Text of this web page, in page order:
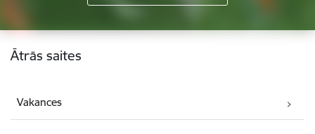
Kājene
Ātrās saites
Vakances